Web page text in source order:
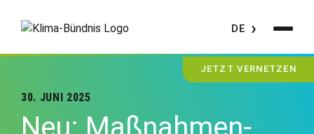
DE
JETZT VERNETZEN
30. JUNI 2025
Neu: Maßnahmen-